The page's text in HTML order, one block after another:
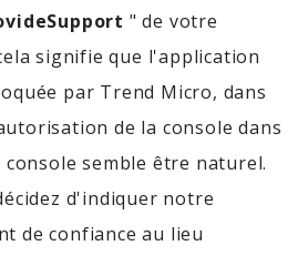
" de votre
signifie que l'application
par Trend Micro, dans
de la console dans
semble être naturel.
d'indiquer notre
de confiance au lieu